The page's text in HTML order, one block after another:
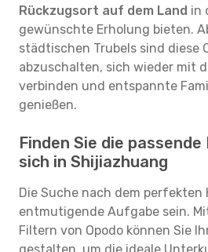
Rückzugsort auf dem Land in
gewünschte Erholung bieten.
städtischen Trubels sind diese
abzuschalten, sich wieder mit
verbinden und entspannte
genießen.
Finden Sie die
sich in Shijiazhuang
Die Suche nach dem perfekten
entmutigende Aufgabe sein.
Filtern von Opodo können Sie